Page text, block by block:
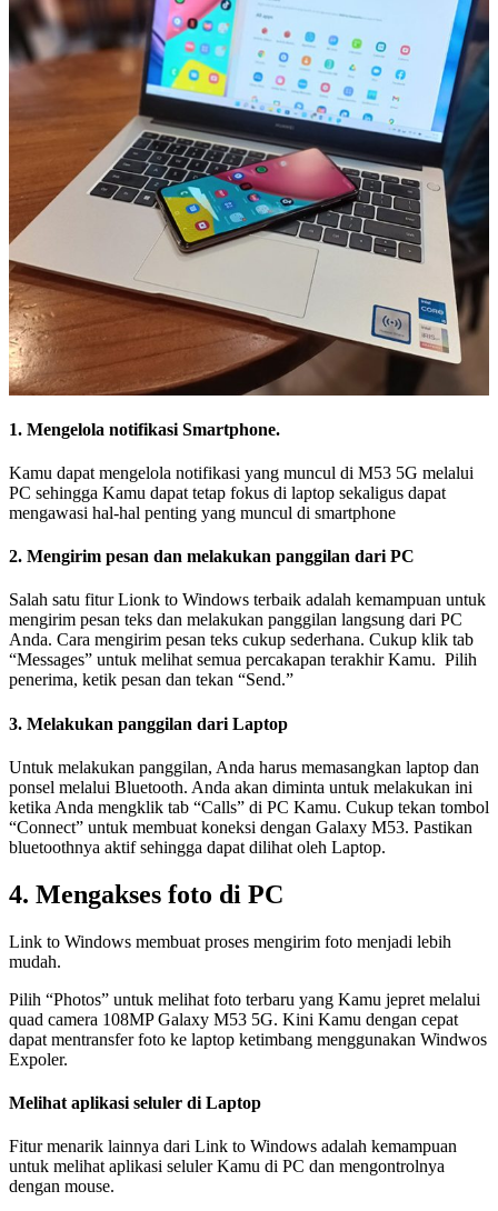
1. Mengelola notifikasi Smartphone.
Kamu dapat mengelola notifikasi yang muncul di M53 5G melalui
PC sehingga Kamu dapat tetap fokus di laptop sekaligus dapat
mengawasi hal-hal penting yang muncul di smartphone
2. Mengirim pesan dan melakukan panggilan dari PC
Salah satu fitur Lionk to Windows terbaik adalah kemampuan untuk
mengirim pesan teks dan melakukan panggilan langsung dari PC
Anda. Cara mengirim pesan teks cukup sederhana. Cukup klik tab
“Messages” untuk melihat semua percakapan terakhir Kamu. Pilih
penerima, ketik pesan dan tekan “Send.”
3. Melakukan panggilan dari Laptop
Untuk melakukan panggilan, Anda harus memasangkan laptop dan
ponsel melalui Bluetooth. Anda akan diminta untuk melakukan ini
ketika Anda mengklik tab “Calls” di PC Kamu. Cukup tekan tombol
“Connect” untuk membuat koneksi dengan Galaxy M53. Pastikan
bluetoothnya aktif sehingga dapat dilihat oleh Laptop.
4. Mengakses foto di PC
Link to Windows membuat proses mengirim foto menjadi lebih
mudah.
Pilih “Photos” untuk melihat foto terbaru yang Kamu jepret melalui
quad camera 108MP Galaxy M53 5G. Kini Kamu dengan cepat
dapat mentransfer foto ke laptop ketimbang menggunakan Windwos
Expoler.
Melihat aplikasi seluler di Laptop
Fitur menarik lainnya dari Link to Windows adalah kemampuan
untuk melihat aplikasi seluler Kamu di PC dan mengontrolnya
dengan mouse.